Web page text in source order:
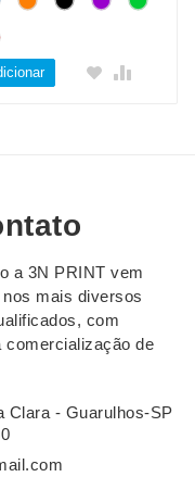
a 3N PRINT vem
mais diversos
com
comercialização de
Clara - Guarulhos-SP